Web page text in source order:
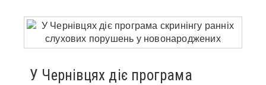
У Чернівцях діє програма